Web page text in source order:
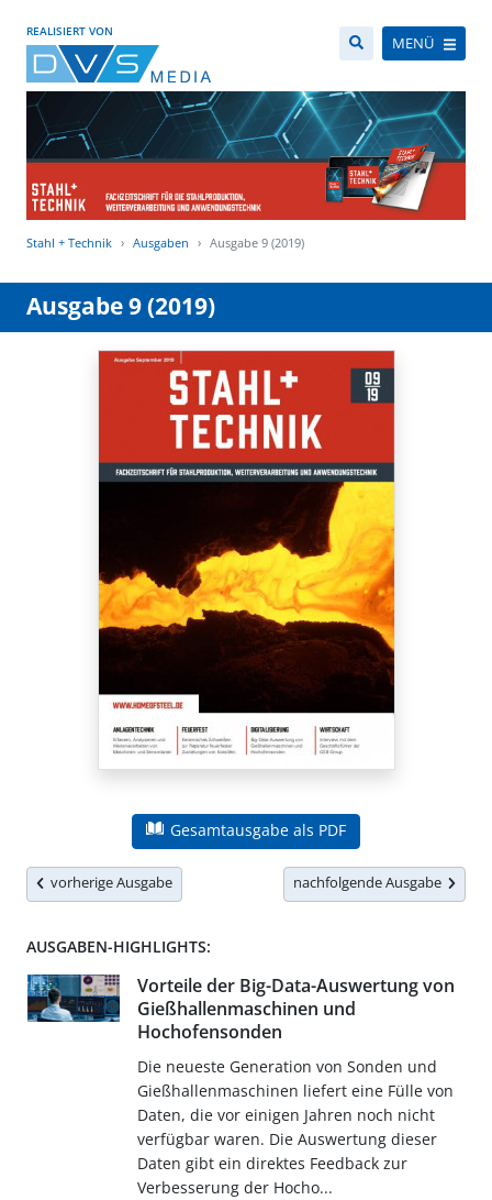
REALISIERT VON
MENÜ
Stahl + Technik Ausgaben Ausgabe 9 (2019)
Ausgabe 9 (2019)
Gesamtausgabe als PDF
vorherige Ausgabe nachfolgende Ausgabe
AUSGABEN-HIGHLIGHTS:
Vorteile der Big-Data-Auswertung von
Gießhallenmaschinen und
Hochofensonden
Die neueste Generation von Sonden und
Gießhallenmaschinen liefert eine Fülle von
Daten, die vor einigen Jahren noch nicht
verfügbar waren. Die Auswertung dieser
Daten gibt ein direktes Feedback zur
Verbesserung der Hocho...